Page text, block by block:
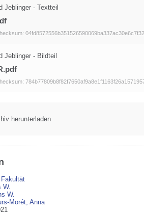
Jeblinger - Textteil
Jeblinger - Bildteil
herunterladen
W.
W.
Morét, Anna